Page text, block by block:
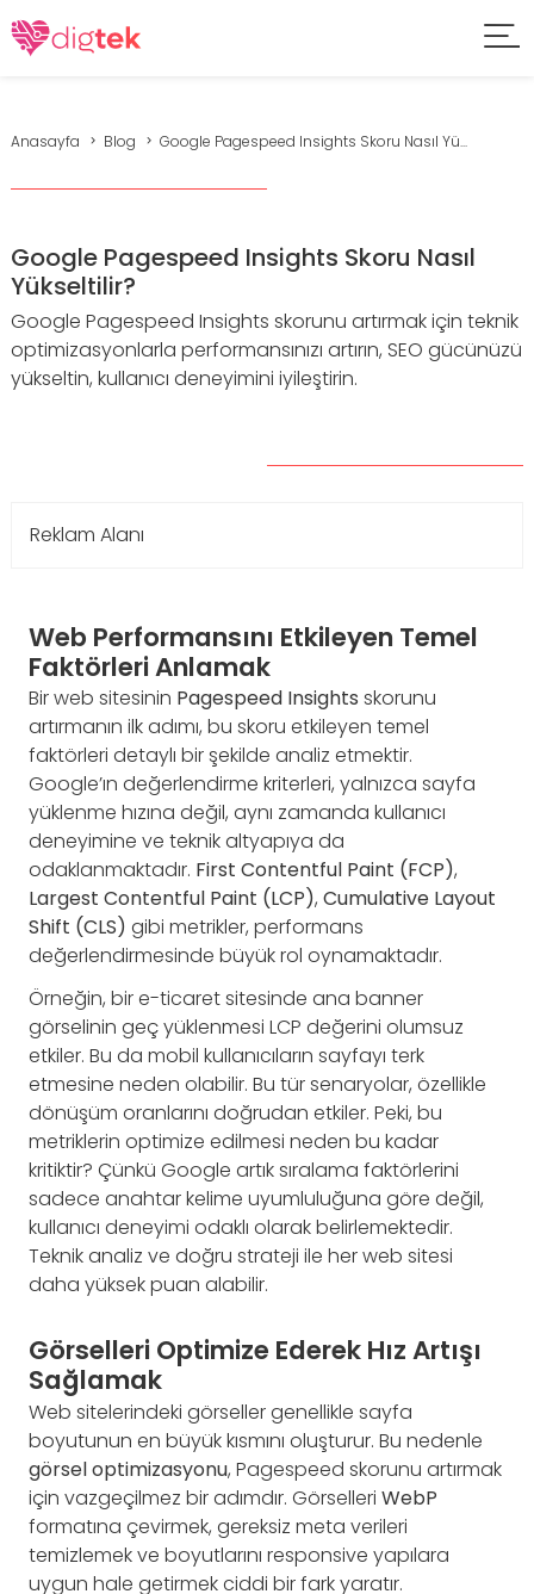
Anasayfa Blog Google Pagespeed Insights Skoru Nasıl Yü...
Google Pagespeed Insights Skoru Nasıl
Yükseltilir?
Google Pagespeed Insights skorunu artırmak için teknik
optimizasyonlarla performansınızı artırın, SEO gücünüzü
yükseltin, kullanıcı deneyimini iyileştirin.
Reklam Alanı
Web Performansını Etkileyen Temel
Faktörleri Anlamak
Bir web sitesinin Pagespeed Insights skorunu
artırmanın ilk adımı, bu skoru etkileyen temel
faktörleri detaylı bir şekilde analiz etmektir.
Google’ın değerlendirme kriterleri, yalnızca sayfa
yüklenme hızına değil, aynı zamanda kullanıcı
deneyimine ve teknik altyapıya da
odaklanmaktadır. First Contentful Paint (FCP),
Largest Contentful Paint (LCP), Cumulative Layout
Shift (CLS) gibi metrikler, performans
değerlendirmesinde büyük rol oynamaktadır.
Örneğin, bir e-ticaret sitesinde ana banner
görselinin geç yüklenmesi LCP değerini olumsuz
etkiler. Bu da mobil kullanıcıların sayfayı terk
etmesine neden olabilir. Bu tür senaryolar, özellikle
dönüşüm oranlarını doğrudan etkiler. Peki, bu
metriklerin optimize edilmesi neden bu kadar
kritiktir? Çünkü Google artık sıralama faktörlerini
sadece anahtar kelime uyumluluğuna göre değil,
kullanıcı deneyimi odaklı olarak belirlemektedir.
Teknik analiz ve doğru strateji ile her web sitesi
daha yüksek puan alabilir.
Görselleri Optimize Ederek Hız Artışı
Sağlamak
Web sitelerindeki görseller genellikle sayfa
boyutunun en büyük kısmını oluşturur. Bu nedenle
görsel optimizasyonu, Pagespeed skorunu artırmak
için vazgeçilmez bir adımdır. Görselleri WebP
formatına çevirmek, gereksiz meta verileri
temizlemek ve boyutlarını responsive yapılara
uygun hale getirmek ciddi bir fark yaratır.